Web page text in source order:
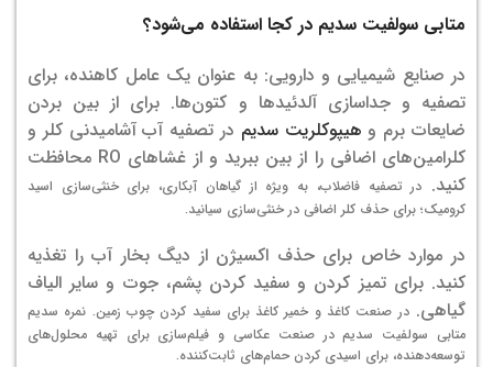
متابی سولفیت سدیم در کجا استفاده می‌شود؟
در صنایع شیمیایی و دارویی: به عنوان یک عامل کاهنده، برای
تصفیه و جداسازی آلدئیدها و کتون‌ها. برای از بین بردن
ضایعات برم و هیپوکلریت سدیم در تصفیه آب آشامیدنی کلر و
کلرامین‌های اضافی را از بین ببرید و از غشاهای RO محافظت
کنید. در تصفیه فاضلاب، به ویژه از گیاهان آبکاری، برای خنثی‌سازی اسید
کرومیک؛ برای حذف کلر اضافی در خنثی‌سازی سیانید.
در موارد خاص برای حذف اکسیژن از دیگ بخار آب را تغذیه
کنید. برای تمیز کردن و سفید کردن پشم، جوت و سایر الیاف
گیاهی.در صنعت کاغذ و خمیر کاغذ برای سفید کردن چوب زمین. نمره سدیم
متابی سولفیت سدیم در صنعت عکاسی و فیلم‌سازی برای تهیه محلول‌های
توسعه‌دهنده، برای اسیدی کردن حمام‌های ثابت‌کننده.